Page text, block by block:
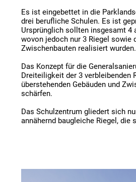
Es ist eingebettet in die
drei berufliche Schulen. Es ist
Ursprünglich sollten insgesamt 4
wovon jedoch nur 3 Riegel sowie
Zwischenbauten realisiert wurden.
Das Konzept für die
Dreiteiligkeit der 3 verbleibenden
überstehenden Gebäuden und
schärfen.
Das Schulzentrum gliedert sich
annähernd baugleiche Riegel, die
Grundstück entspricht auch dem